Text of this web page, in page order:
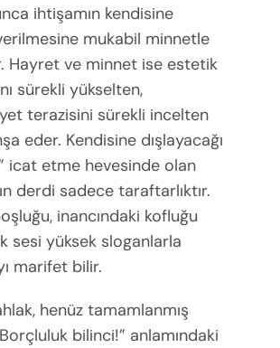
ihtişamın kendisine
mukabil minnetle
Hayret ve minnet ise estetik
sürekli yükselten,
terazisini sürekli incelten
eder. Kendisine dışlayacağı
icat etme hevesinde olan
derdi sadece taraftarlıktır.
inancındaki kofluğu
sesi yüksek sloganlarla
marifet bilir.
henüz tamamlanmış
bilinci!” anlamındaki